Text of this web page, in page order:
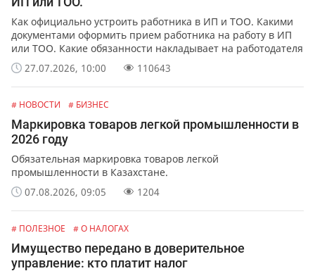
Как официально устроить работника в ИП и ТОО. Какими
документами оформить прием работника на работу в ИП
или ТОО. Какие обязанности накладывает на работодателя
официальное оформление работников.
27.07.2026, 10:00 110643
# НОВОСТИ # БИЗНЕС
Маркировка товаров легкой промышленности в
2026 году
Обязательная маркировка товаров легкой
промышленности в Казахстане.
07.08.2026, 09:05
1204
# ПОЛЕЗНОЕ # О НАЛОГАХ
Имущество передано в доверительное
управление: кто платит налог